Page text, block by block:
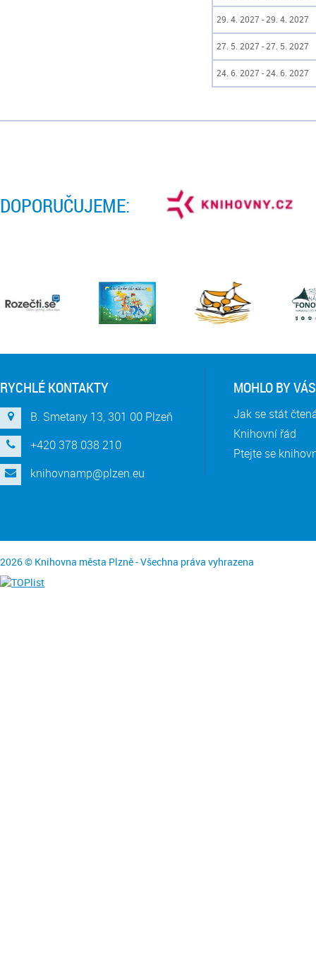
29. 4. 2027 - 29. 4. 2027
27. 5. 2027 - 27. 5. 2027
24. 6. 2027 - 24. 6. 2027
DOPORUČUJEME:
RYCHLÉ KONTAKTY
B. Smetany 13, 301 00 Plzeň
+420 378 038 210
knihovnamp@plzen.eu
MOHLO BY
Jak se stát
Knihovní řád
Ptejte se
2026 © Knihovna města Plzně - Všechna práva vyhrazena